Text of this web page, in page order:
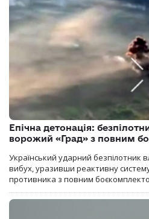
Епічна детонація:
ворожий «Град» з повним
Український ударний безпілотник
вибух, уразивши реактивну
противника з повним